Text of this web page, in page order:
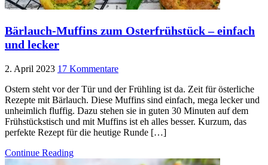
Bärlauch-Muffins zum Osterfrühstück – einfach
und lecker
2. April 2023 17 Kommentare
Ostern steht vor der Tür und der Frühling ist da. Zeit für österliche
Rezepte mit Bärlauch. Diese Muffins sind einfach, mega lecker und
unheimlich fluffig. Dazu stehen sie in guten 30 Minuten auf dem
Frühstückstisch und mit Muffins ist eh alles besser. Kurzum, das
perfekte Rezept für die heutige Runde […]
Continue Reading